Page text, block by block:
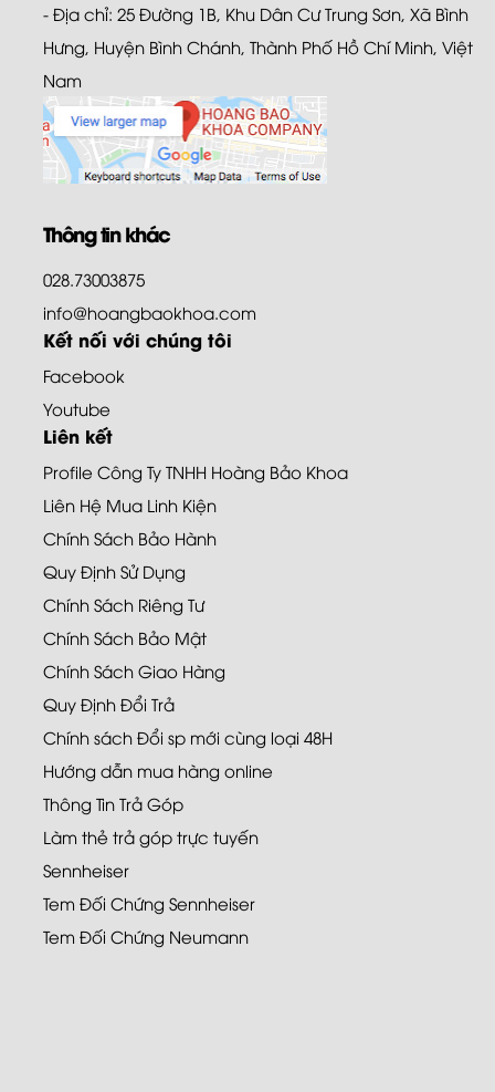
- Địa chỉ: 25 Đường 1B, Khu Dân Cư Trung Sơn, Xã Bình
Hưng, Huyện Bình Chánh, Thành Phố Hồ Chí Minh, Việt
Nam
Thông tin khác
028.73003875
info@hoangbaokhoa.com
Kết nối với chúng tôi
Facebook
Youtube
Liên kết
Profile Công Ty TNHH Hoàng Bảo Khoa
Liên Hệ Mua Linh Kiện
Chính Sách Bảo Hành
Quy Định Sử Dụng
Chính Sách Riêng Tư
Chính Sách Bảo Mật
Chính Sách Giao Hàng
Quy Định Đổi Trả
Chính sách Đổi sp mới cùng loại 48H
Hướng dẫn mua hàng online
Thông Tin Trả Góp
Làm thẻ trả góp trực tuyến
Sennheiser
Tem Đối Chứng Sennheiser
Tem Đối Chứng Neumann